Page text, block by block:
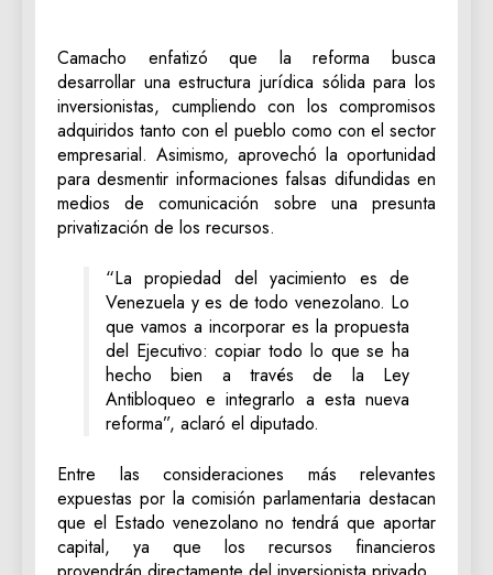
Camacho enfatizó que la reforma busca
desarrollar una estructura jurídica sólida para los
inversionistas, cumpliendo con los compromisos
adquiridos tanto con el pueblo como con el sector
empresarial. Asimismo, aprovechó la oportunidad
para desmentir informaciones falsas difundidas en
medios de comunicación sobre una presunta
privatización de los recursos.
“La propiedad del yacimiento es de
Venezuela y es de todo venezolano. Lo
que vamos a incorporar es la propuesta
del Ejecutivo: copiar todo lo que se ha
hecho bien a través de la Ley
Antibloqueo e integrarlo a esta nueva
reforma”, aclaró el diputado.
Entre las consideraciones más relevantes
expuestas por la comisión parlamentaria destacan
que el Estado venezolano no tendrá que aportar
capital, ya que los recursos financieros